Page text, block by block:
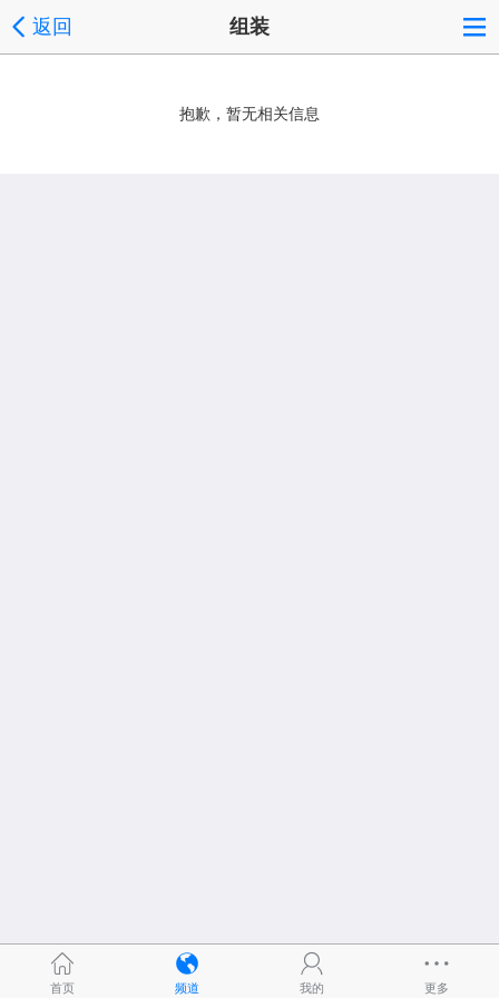
返回 组装
抱歉，暂无相关信息
首页 频道 我的 更多